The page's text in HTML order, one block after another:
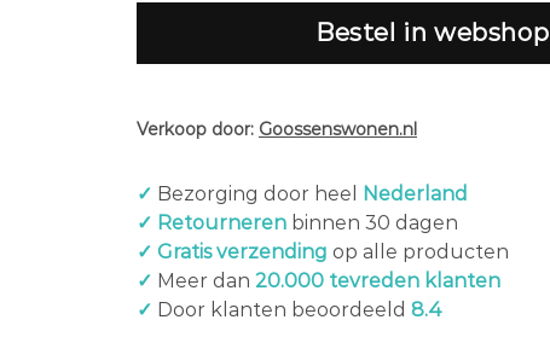
Bestel in webshop
Verkoop door: Goossenswonen.nl
✓ Bezorging door heel
Nederland
✓ Retourneren binnen 30 dagen
✓ Gratis verzending op alle producten
✓ Meer dan 20.000 tevreden klanten
✓ Door klanten beoordeeld 8.4